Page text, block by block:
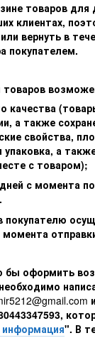
товаров
клиентах,
вернуть в
покупателем.
товаров
качества
а также
свойства,
упаковка, а
с товаром);
с момента
покупателю
момента
бы оформить
информация". В